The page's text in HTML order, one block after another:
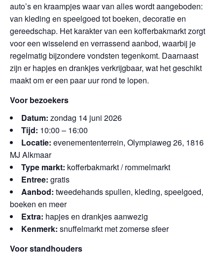
auto’s en kraampjes waar van alles wordt aangeboden:
van kleding en speelgoed tot boeken, decoratie en
gereedschap. Het karakter van een kofferbakmarkt zorgt
voor een wisselend en verrassend aanbod, waarbij je
regelmatig bijzondere vondsten tegenkomt. Daarnaast
zijn er hapjes en drankjes verkrijgbaar, wat het geschikt
maakt om er een paar uur rond te lopen.
Voor bezoekers
Datum: zondag 14 juni 2026
Tijd: 10:00 – 16:00
Locatie: evenemententerrein, Olympiaweg 26, 1816
MJ Alkmaar
Type markt: kofferbakmarkt / rommelmarkt
Entree: gratis
Aanbod: tweedehands spullen, kleding, speelgoed,
boeken en meer
Extra: hapjes en drankjes aanwezig
Kenmerk: snuffelmarkt met zomerse sfeer
Voor standhouders